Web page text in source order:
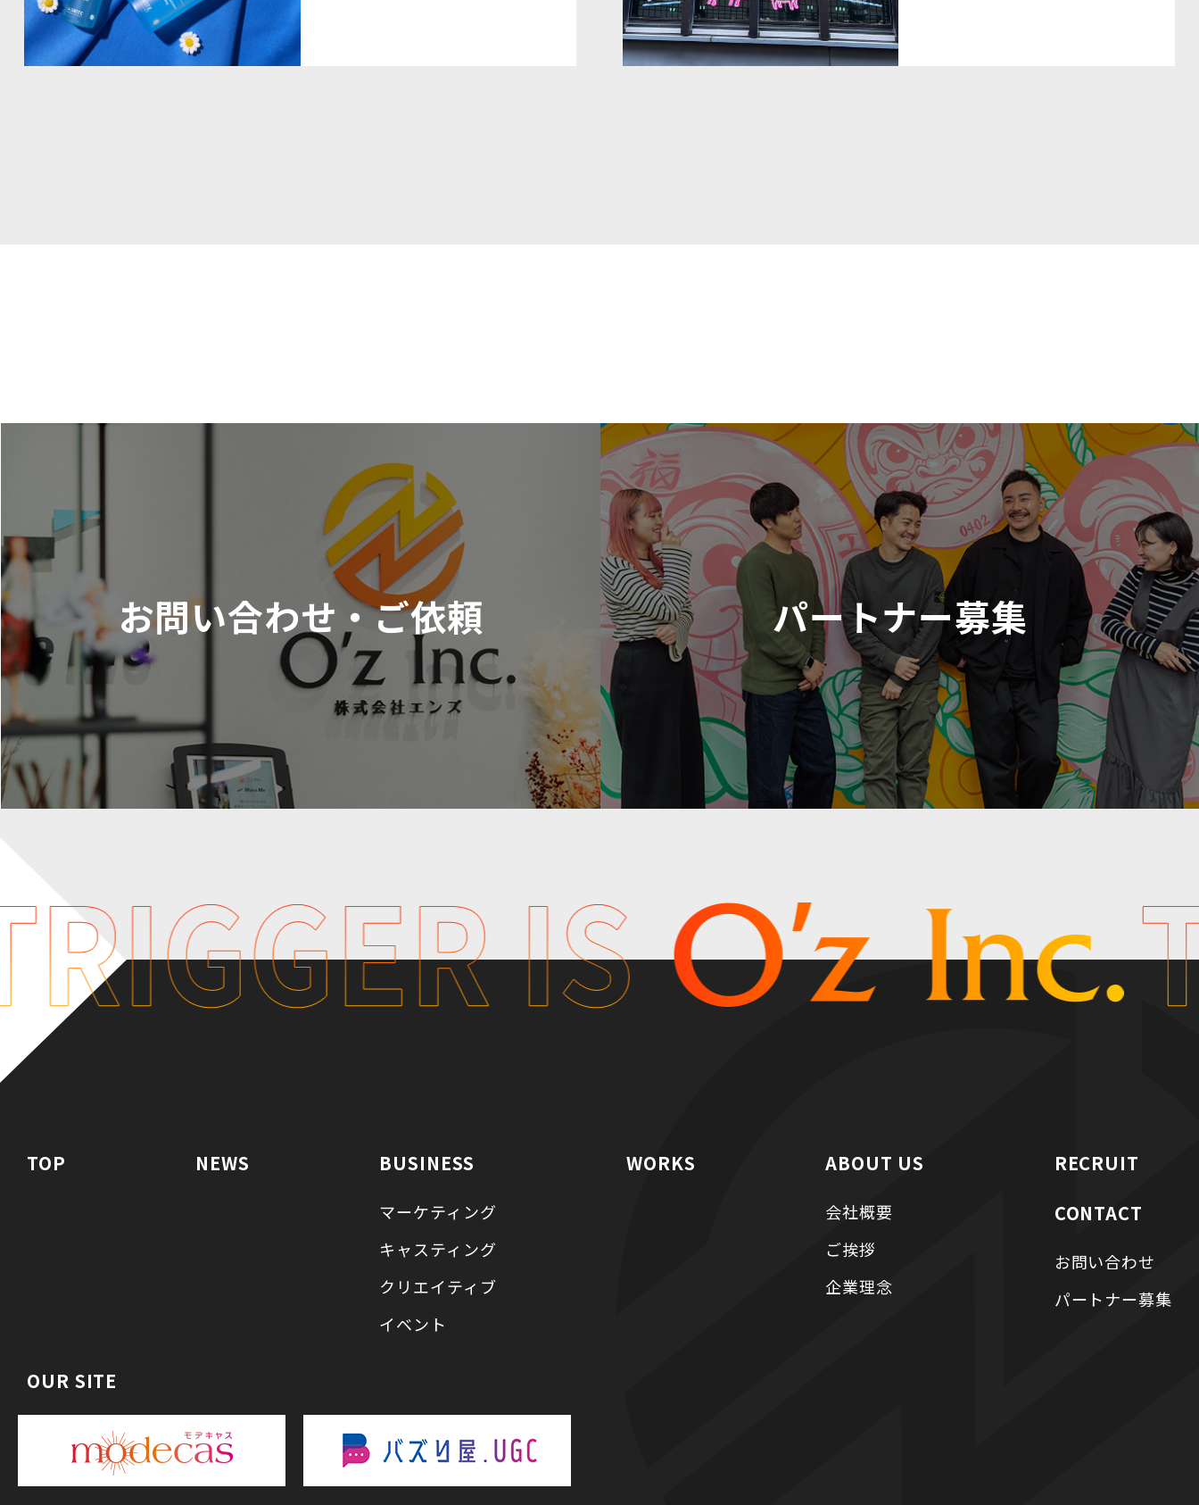
お問い合わせ・ご依頼
お問い合わせはこちら
パートナー募集
ご応募はこちら
TOP NEWS BUSINESS
マーケティング
キャスティング
クリエイティブ
イベント
WORKS ABOUT US
会社概要
ご挨拶
企業理念
RECRUIT
CONTACT
お問い合わせ
パートナー募集
OUR SITE